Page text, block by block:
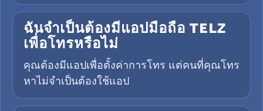
ฉันจำเป็นต้องมีแอปมือถือ TELZ
เพื่อโทรหรือไม่
คุณต้องมีแอปเพื่อตั้งค่าการโทร แต่คนที่คุณโทร
หาไม่จำเป็นต้องใช้แอป